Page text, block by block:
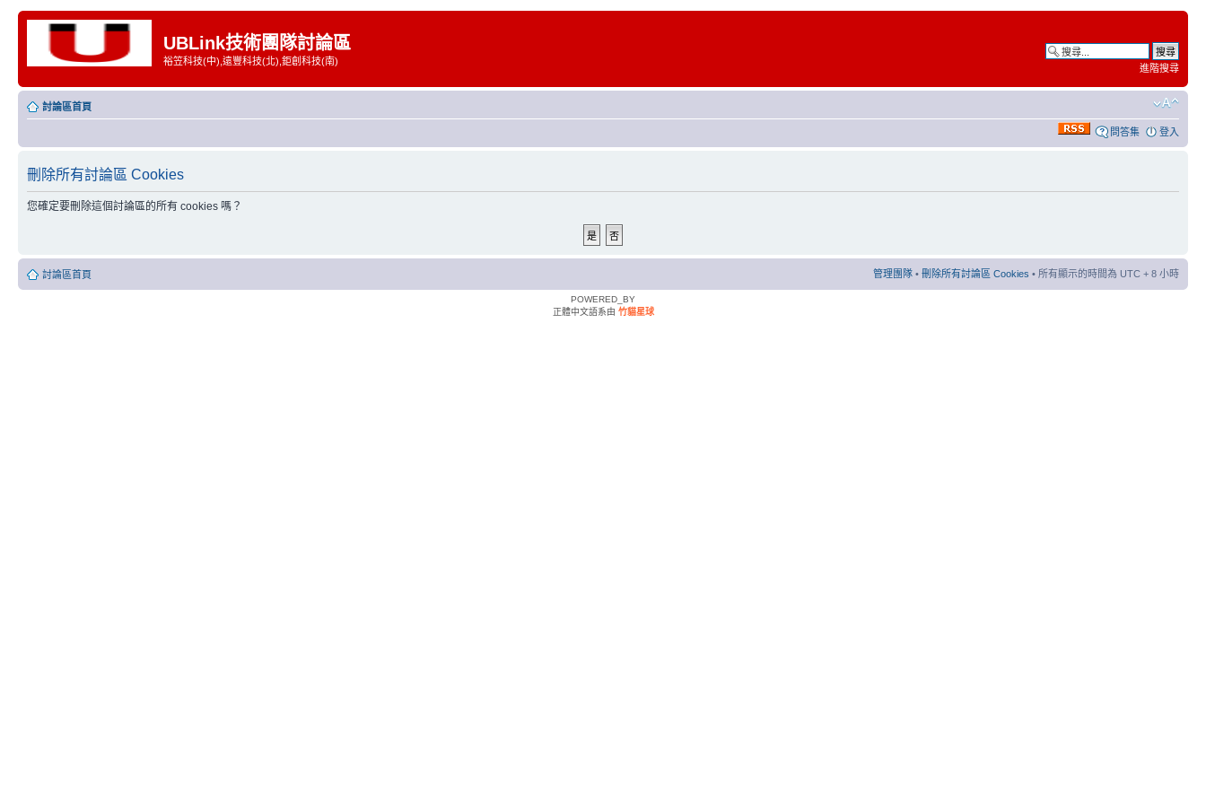
UBLink技術團隊討論區
裕笠科技(中),遠豐科技(北),鉅創科技(南)
進階搜尋
討論區首頁
問答集 登入
刪除所有討論區 Cookies
您確定要刪除這個討論區的所有 cookies 嗎？
討論區首頁 管理團隊 • 刪除所有討論區 Cookies • 所有顯示的時間為 UTC + 8 小時
POWERED_BY
正體中文語系由 竹貓星球